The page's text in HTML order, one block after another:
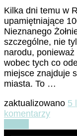
19
Kilka dni temu w
upamiętniające
Nieznanego
szczególne, nie
narodu,
wobec tych co
miejsce znajduje
miasta. To …
zaktualizowano 5
komentarzydo